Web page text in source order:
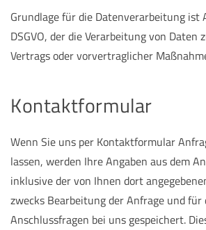
Grundlage für die Datenverarbeitung ist
DSGVO, der die Verarbeitung von Daten
Vertrags oder vorvertraglicher
Kontaktformular
Wenn Sie uns per Kontaktformular
lassen, werden Ihre Angaben aus dem
inklusive der von Ihnen dort
zwecks Bearbeitung der Anfrage und für
Anschlussfragen bei uns gespeichert.